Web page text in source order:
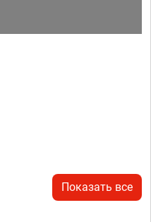
Показать все